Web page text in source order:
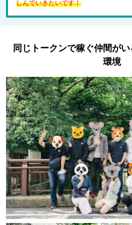
しんでいきたいです！
同じトークンで稼ぐ仲間が
環境